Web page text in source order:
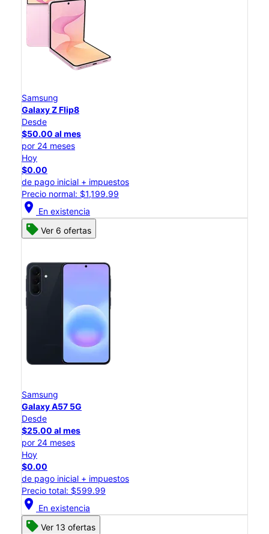
Samsung
Galaxy Z Flip8
Desde
$50.00 al mes
por 24 meses
Hoy
$0.00
de pago inicial + impuestos
Precio normal: $1,199.99
location_on En existencia
Ver 6 ofertas
Samsung
Galaxy A57 5G
Desde
$25.00 al mes
por 24 meses
Hoy
$0.00
de pago inicial + impuestos
Precio total: $599.99
location_on En existencia
Ver 13 ofertas